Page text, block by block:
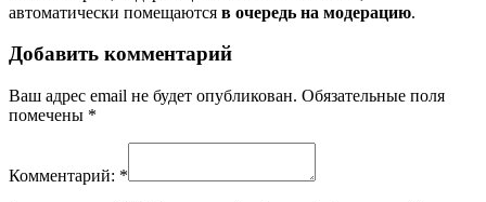
автоматически помещаются в очередь на модерацию.
Добавить комментарий
Ваш адрес email не будет опубликован. Обязательные поля
помечены *
Комментарий: *